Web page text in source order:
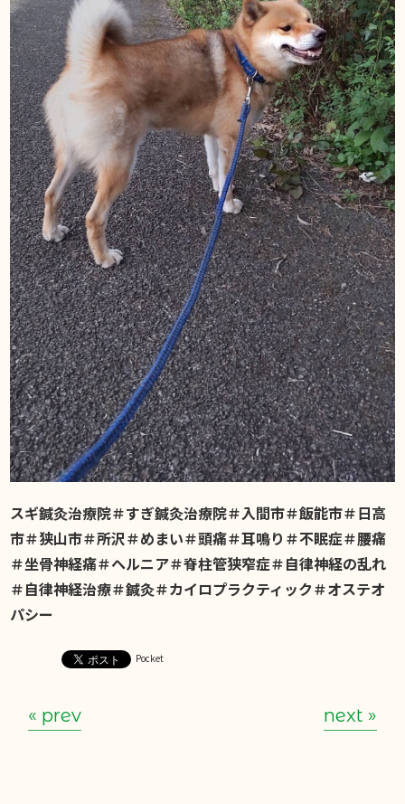
スギ鍼灸治療院＃すぎ鍼灸治療院＃入間市＃飯能市＃日高
市＃狭山市＃所沢＃めまい＃頭痛＃耳鳴り＃不眠症＃腰痛
＃坐骨神経痛＃ヘルニア＃脊柱管狭窄症＃自律神経の乱れ
＃自律神経治療＃鍼灸＃カイロプラクティック＃オステオ
パシー
Pocket
« prev next »